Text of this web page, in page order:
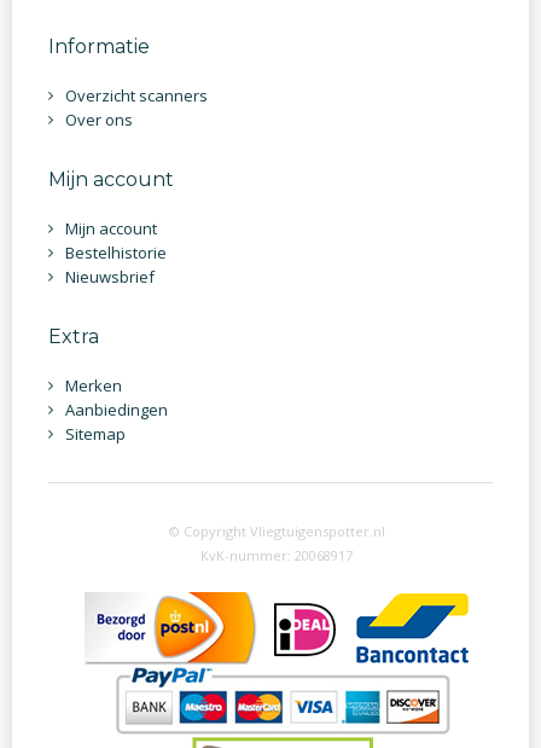
Informatie
Overzicht scanners
Over ons
Mijn account
Mijn account
Bestelhistorie
Nieuwsbrief
Extra
Merken
Aanbiedingen
Sitemap
© Copyright Vliegtuigenspotter.nl
KvK-nummer: 20068917